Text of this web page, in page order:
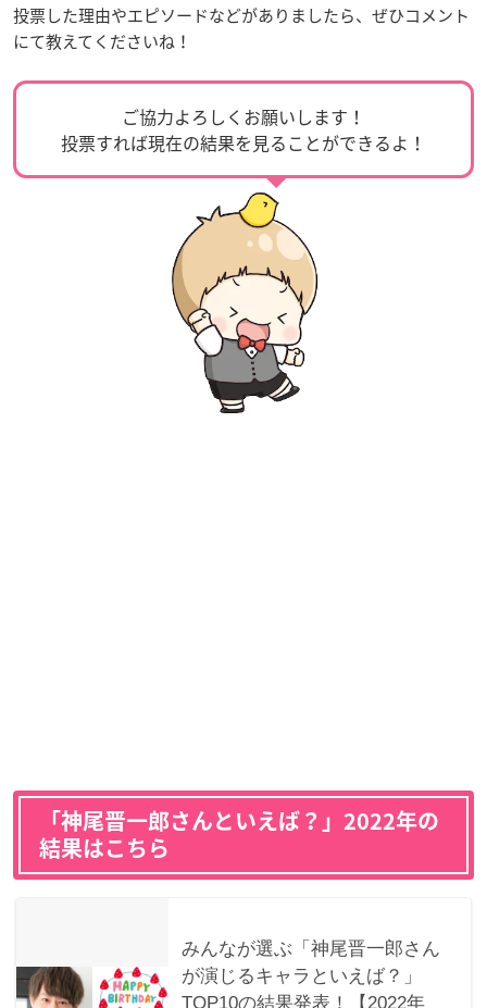
投票した理由やエピソードなどがありましたら、ぜひコメント
にて教えてくださいね！
ご協力よろしくお願いします！
投票すれば現在の結果を見ることができるよ！
「神尾晋一郎さんといえば？」2022年の
結果はこちら